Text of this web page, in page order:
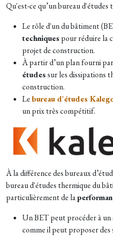
Qu'est-ce qu’un bureau d'études
Le rôle d'un du bâtiment
techniques pour réduire la
projet de construction.
À partir d’un plan fourni
étudessur les dissipations
construction.
Lebureau d'études
un prix très compétitif.
À la différence des bureaux
bureau d'études thermique du
particulièrement de la
Un BET peut procéder à un
comme il peut proposer des